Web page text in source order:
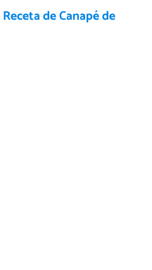
Receta de Canapé de